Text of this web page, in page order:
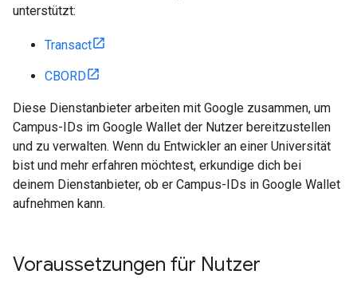
unterstützt:
Transact
CBORD
Diese Dienstanbieter arbeiten mit Google zusammen, um
Campus-IDs im Google Wallet der Nutzer bereitzustellen
und zu verwalten. Wenn du Entwickler an einer Universität
bist und mehr erfahren möchtest, erkundige dich bei
deinem Dienstanbieter, ob er Campus-IDs in Google Wallet
aufnehmen kann.
Voraussetzungen für Nutzer